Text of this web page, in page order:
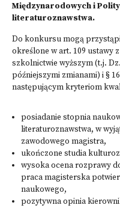
Międzynarodowych i
literaturoznawstwa.
Do konkursu mogą
określone w art. 109 ustawy
szkolnictwie wyższym (t.j.
późniejszymi zmianami) i §
następującym kryteriom
posiadanie stopnia
literaturoznawstwa, w
zawodowego magistra,
ukończone studia
wysoka ocena rozprawy
praca magisterska
naukowego,
pozytywna opinia